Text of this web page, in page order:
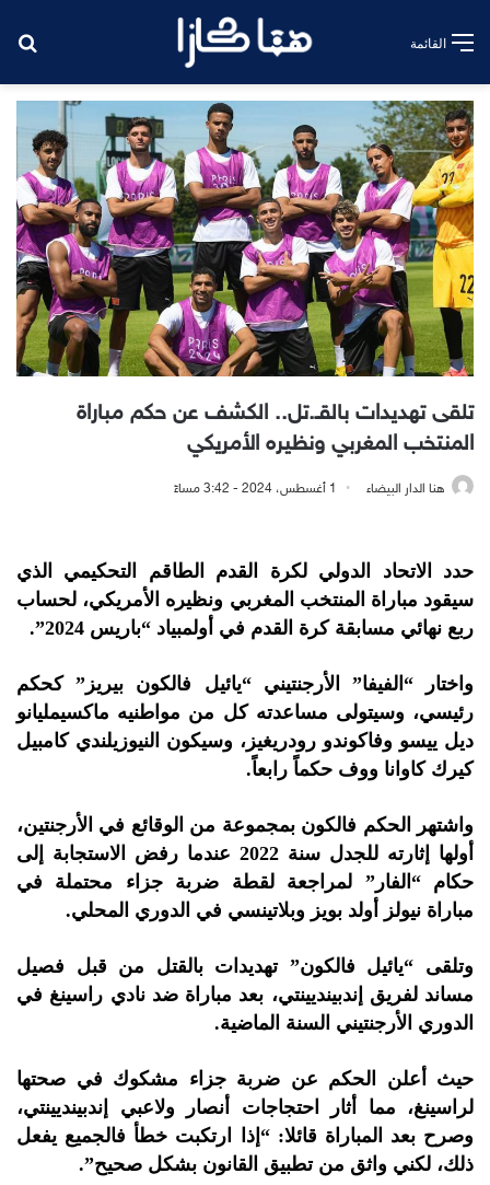
القائمة
تلقى تهديدات بالقـ.تل.. الكشف عن حكم مباراة
المنتخب المغربي ونظيره الأمريكي
هنا الدار البيضاء 1 أغسطس، 2024 - 3:42 مساءً
حدد الاتحاد الدولي لكرة القدم الطاقم التحكيمي الذي
سيقود مباراة المنتخب المغربي ونظيره الأمريكي، لحساب
ربع نهائي مسابقة كرة القدم في أولمبياد “باريس 2024”.
واختار “الفيفا” الأرجنتيني “يائيل فالكون بيريز” كحكم
رئيسي، وسيتولى مساعدته كل من مواطنيه ماكسيمليانو
ديل ييسو وفاكوندو رودريغيز، وسيكون النيوزيلندي كامبيل
كيرك كاوانا ووف حكماً رابعاً.
واشتهر الحكم فالكون بمجموعة من الوقائع في الأرجنتين،
أولها إثارته للجدل سنة 2022 عندما رفض الاستجابة إلى
حكام “الفار” لمراجعة لقطة ضربة جزاء محتملة في
مباراة نيولز أولد بويز وبلاتينسي في الدوري المحلي.
وتلقى “يائيل فالكون” تهديدات بالقتل من قبل فصيل
مساند لفريق إندبينديينتي، بعد مباراة ضد نادي راسينغ في
الدوري الأرجنتيني السنة الماضية.
حيث أعلن الحكم عن ضربة جزاء مشكوك في صحتها
لراسينغ، مما أثار احتجاجات أنصار ولاعبي إندبينديينتي،
وصرح بعد المباراة قائلا: “إذا ارتكبت خطأ فالجميع يفعل
ذلك، لكني واثق من تطبيق القانون بشكل صحيح”.